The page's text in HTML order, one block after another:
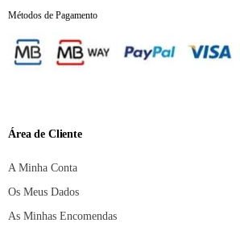
Métodos de Pagamento
Área de Cliente
A Minha Conta
Os Meus Dados
As Minhas Encomendas